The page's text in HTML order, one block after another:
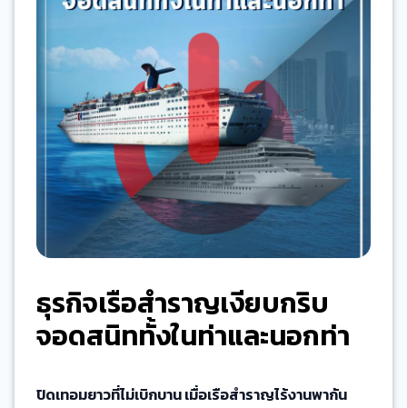
ธุรกิจเรือสำราญเงียบกริบ
จอดสนิททั้งในท่าและนอกท่า
ปิดเทอมยาวที่ไม่เบิกบาน เมื่อเรือสำราญไร้งานพากัน